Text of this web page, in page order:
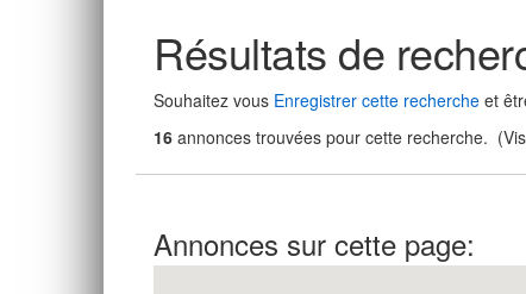
Résultats de
Souhaitez vous Enregistrer cette recherche et
16 annonces trouvées pour cette recherche.
Annonces sur cette page: